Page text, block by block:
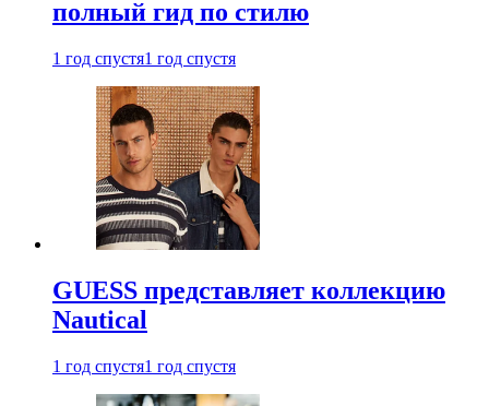
полный гид по стилю
1 год спустя1 год спустя
GUESS представляет коллекцию
Nautical
1 год спустя1 год спустя